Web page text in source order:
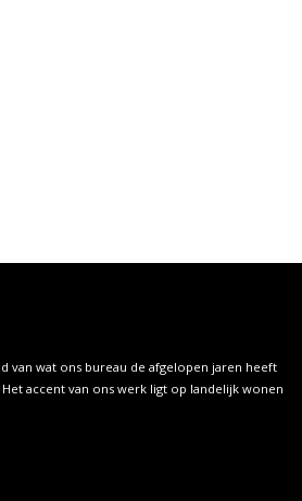
van wat ons bureau de afgelopen jaren heeft
accent van ons werk ligt op landelijk wonen